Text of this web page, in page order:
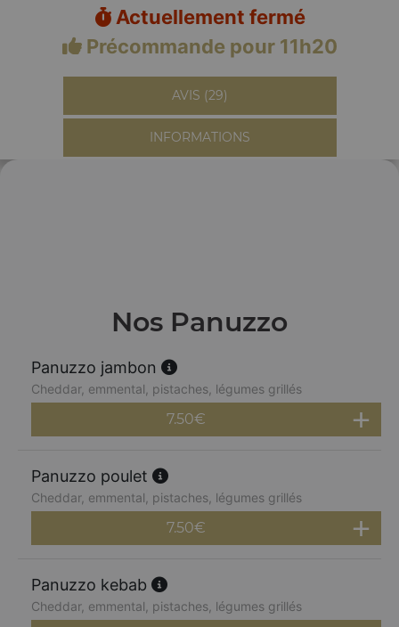
Actuellement fermé
Précommande pour 11h20
AVIS (29)
INFORMATIONS
Nos Panuzzo
Panuzzo jambon
Cheddar, emmental, pistaches, légumes grillés
7.50€
Panuzzo poulet
Cheddar, emmental, pistaches, légumes grillés
7.50€
Panuzzo kebab
Cheddar, emmental, pistaches, légumes grillés